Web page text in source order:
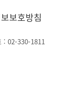
보호방침
: 02-330-1811